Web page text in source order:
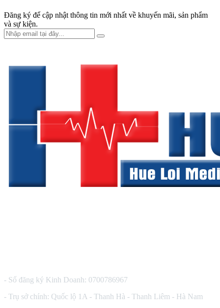
Đăng ký để cập nhật thông tin mới nhất về khuyến mãi, sản phẩm
và sự kiện.
- Số đăng ký Kinh Doanh: 0700786967
- Trụ sở chính: Quốc lộ 1A - Thanh Hà - Thanh Liêm - Hà Nam